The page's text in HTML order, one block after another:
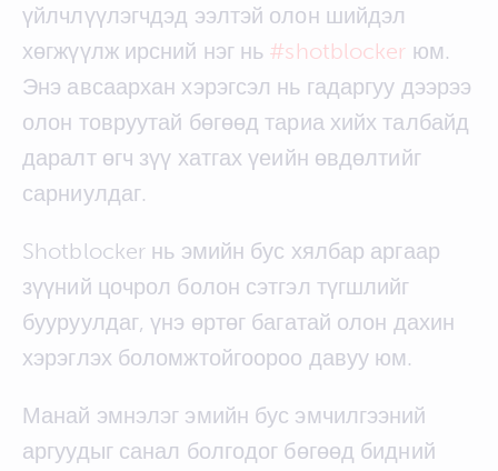
үйлчлүүлэгчдэд ээлтэй олон шийдэл
хөгжүүлж ирсний нэг нь #shotblocker юм.
Энэ авсаархан хэрэгсэл нь гадаргуу дээрээ
олон товруутай бөгөөд тариа хийх талбайд
даралт өгч зүү хатгах үеийн өвдөлтийг
сарниулдаг.
Shotblocker нь эмийн бус хялбар аргаар
зүүний цочрол болон сэтгэл түгшлийг
бууруулдаг, үнэ өртөг багатай олон дахин
хэрэглэх боломжтойгоороо давуу юм.
Манай эмнэлэг эмийн бус эмчилгээний
аргуудыг санал болгодог бөгөөд бидний